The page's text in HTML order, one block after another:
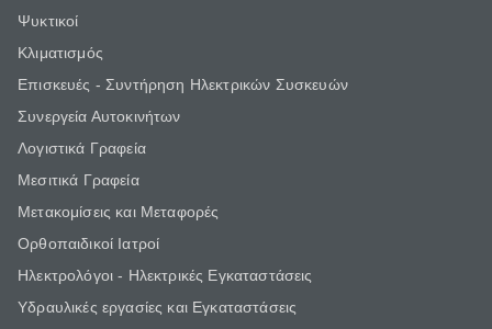
Ψυκτικοί
Κλιματισμός
Επισκευές - Συντήρηση Ηλεκτρικών Συσκευών
Συνεργεία Αυτοκινήτων
Λογιστικά Γραφεία
Μεσιτικά Γραφεία
Μετακομίσεις και Μεταφορές
Ορθοπαιδικοί Ιατροί
Ηλεκτρολόγοι - Ηλεκτρικές Εγκαταστάσεις
Υδραυλικές εργασίες και Εγκαταστάσεις